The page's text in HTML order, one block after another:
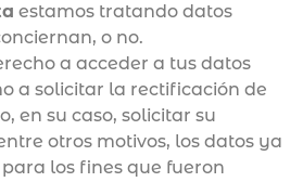
estamos tratando datos
o no.
a acceder a tus datos
a solicitar la rectificación de
en su caso, solicitar su
otros motivos, los datos ya
los fines que fueron